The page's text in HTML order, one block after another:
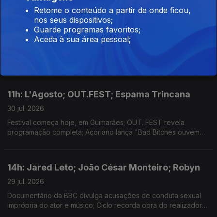
14h: Agnès Varda; Sete Sóis, Sete Luas; The
Beatles
30 jul. 2026
11h: L'Agosto; OUT.FEST; Espama Trincana
30 jul. 2026
Festival começa hoje, em Guimarães; OUT. FEST revela
programação completa; Açoriano lança "Bad Bitches ouvem
14h: Jared Leto; João César Monteiro; Robyn
29 jul. 2026
Documentário da BBC divulga acusações de conduta sexual
imprópria do ator e músico; Ciclo recorda obra do realizador
Retome o conteúdo a partir de onde ficou,
nos seus dispositivos;
Guarde programas favoritos;
Aceda à sua área pessoal;